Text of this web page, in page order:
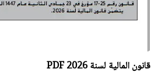
قانون المالية لسنة 2026 PDF